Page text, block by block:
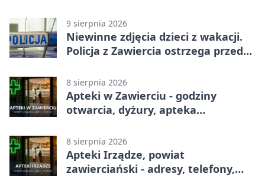
9 sierpnia 2026
Niewinne zdjęcia dzieci z wakacji.
Policja z Zawiercia ostrzega przed
8 sierpnia 2026
Apteki w Zawierciu - godziny
otwarcia, dyżury, apteka
8 sierpnia 2026
Apteki Irządze, powiat
zawierciański - adresy, telefony,